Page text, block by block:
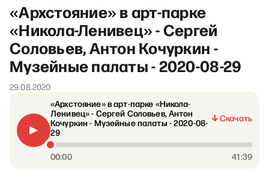
«Архстояние» в арт-парке
«Никола-Ленивец» - Сергей
Соловьев, Антон Кочуркин -
Музейные палаты - 2020-08-29
29.08.2020
«Архстояние» в арт-парке «Никола-
Ленивец» - Сергей Соловьев, Антон
Кочуркин - Музейные палаты - 2020-08-
29
Скачать
00:00 41:39